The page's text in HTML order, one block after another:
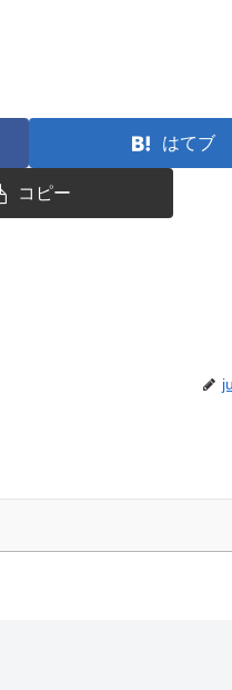
はてブ
コピー